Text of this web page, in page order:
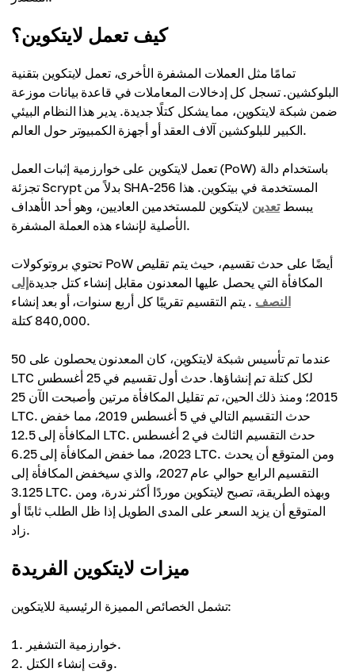
كيف تعمل لايتكوين؟
تمامًا مثل العملات المشفرة الأخرى، تعمل لايتكوين بتقنية
البلوكشين. تسجل كل إدخالات المعاملات في قاعدة بيانات موزعة
ضمن شبكة لايتكوين، مما يشكل كتلًا جديدة. يدير هذا النظام البيئي
الكبير للبلوكشين آلاف العقد أو أجهزة الكمبيوتر حول العالم.
تعمل لايتكوين على خوارزمية إثبات العمل (PoW) باستخدام دالة
تجزئة Scrypt بدلاً من SHA-256 المستخدمة في بيتكوين. هذا
يبسطتعدين لايتكوين للمستخدمين العاديين، وهو أحد الأهداف
الأصلية لإنشاء هذه العملة المشفرة.
تحتوي بروتوكولات PoW أيضًا على حدث تقسيم، حيث يتم تقليص
المكافأة التي يحصل عليها المعدنون مقابل إنشاء كتل جديدةإلى
النصف . يتم التقسيم تقريبًا كل أربع سنوات، أو بعد إنشاء
840,000 كتلة.
عندما تم تأسيس شبكة لايتكوين، كان المعدنون يحصلون على 50
LTC لكل كتلة تم إنشاؤها. حدث أول تقسيم في 25 أغسطس
2015؛ ومنذ ذلك الحين، تم تقليل المكافأة مرتين وأصبحت الآن 25
LTC. حدث التقسيم التالي في 5 أغسطس 2019، مما خفض
المكافأة إلى 12.5 LTC. حدث التقسيم الثالث في 2 أغسطس
2023، مما خفض المكافأة إلى 6.25 LTC. ومن المتوقع أن يحدث
التقسيم الرابع حوالي عام 2027، والذي سيخفض المكافأة إلى
3.125 LTC. وبهذه الطريقة، تصبح لايتكوين موردًا أكثر ندرة، ومن
المتوقع أن يزيد السعر على المدى الطويل إذا ظل الطلب ثابتًا أو
زاد.
ميزات لايتكوين الفريدة
تشمل الخصائص المميزة الرئيسية للايتكوين:
خوارزمية التشفير.
وقت إنشاء الكتل.